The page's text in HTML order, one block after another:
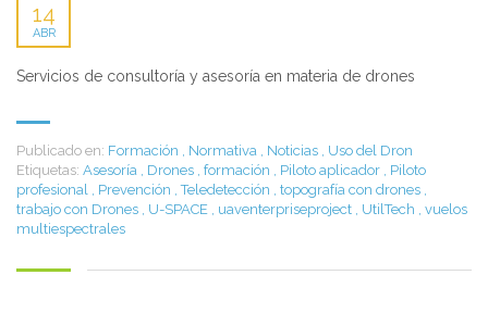
14
ABR
Servicios de consultoría y asesoría en materia de drones
Publicado en: Formación , Normativa , Noticias , Uso del Dron
Etiquetas: Asesoría , Drones , formación , Piloto aplicador , Piloto
profesional , Prevención , Teledetección , topografía con drones ,
trabajo con Drones , U-SPACE , uaventerpriseproject , UtilTech , vuelos
multiespectrales